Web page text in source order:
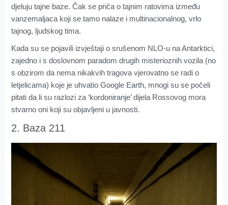
djeluju tajne baze. Čak se priča o tajnim ratovima između
vanzemaljaca koji se tamo nalaze i multinacionalnog, vrlo
tajnog, ljudskog tima.
Kada su se pojavili izvještaji o srušenom NLO-u na Antarktici,
zajedno i s doslovnom paradom drugih misterioznih vozila (no
s obzirom da nema nikakvih tragova vjerovatno se radi o
letjelicama) koje je uhvatio Google Earth, mnogi su se počeli
pitati da li su razlozi za ‘kordoniranje’ dijela Rossovog mora
stvarno oni koji su objavljeni u javnosti.
2. Baza 211